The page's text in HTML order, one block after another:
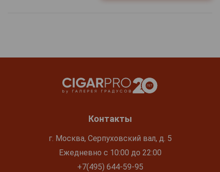
Контакты
г. Москва, Серпуховский вал, д. 5
Ежедневно с 10:00 до 22:00
+7(495) 644-59-95